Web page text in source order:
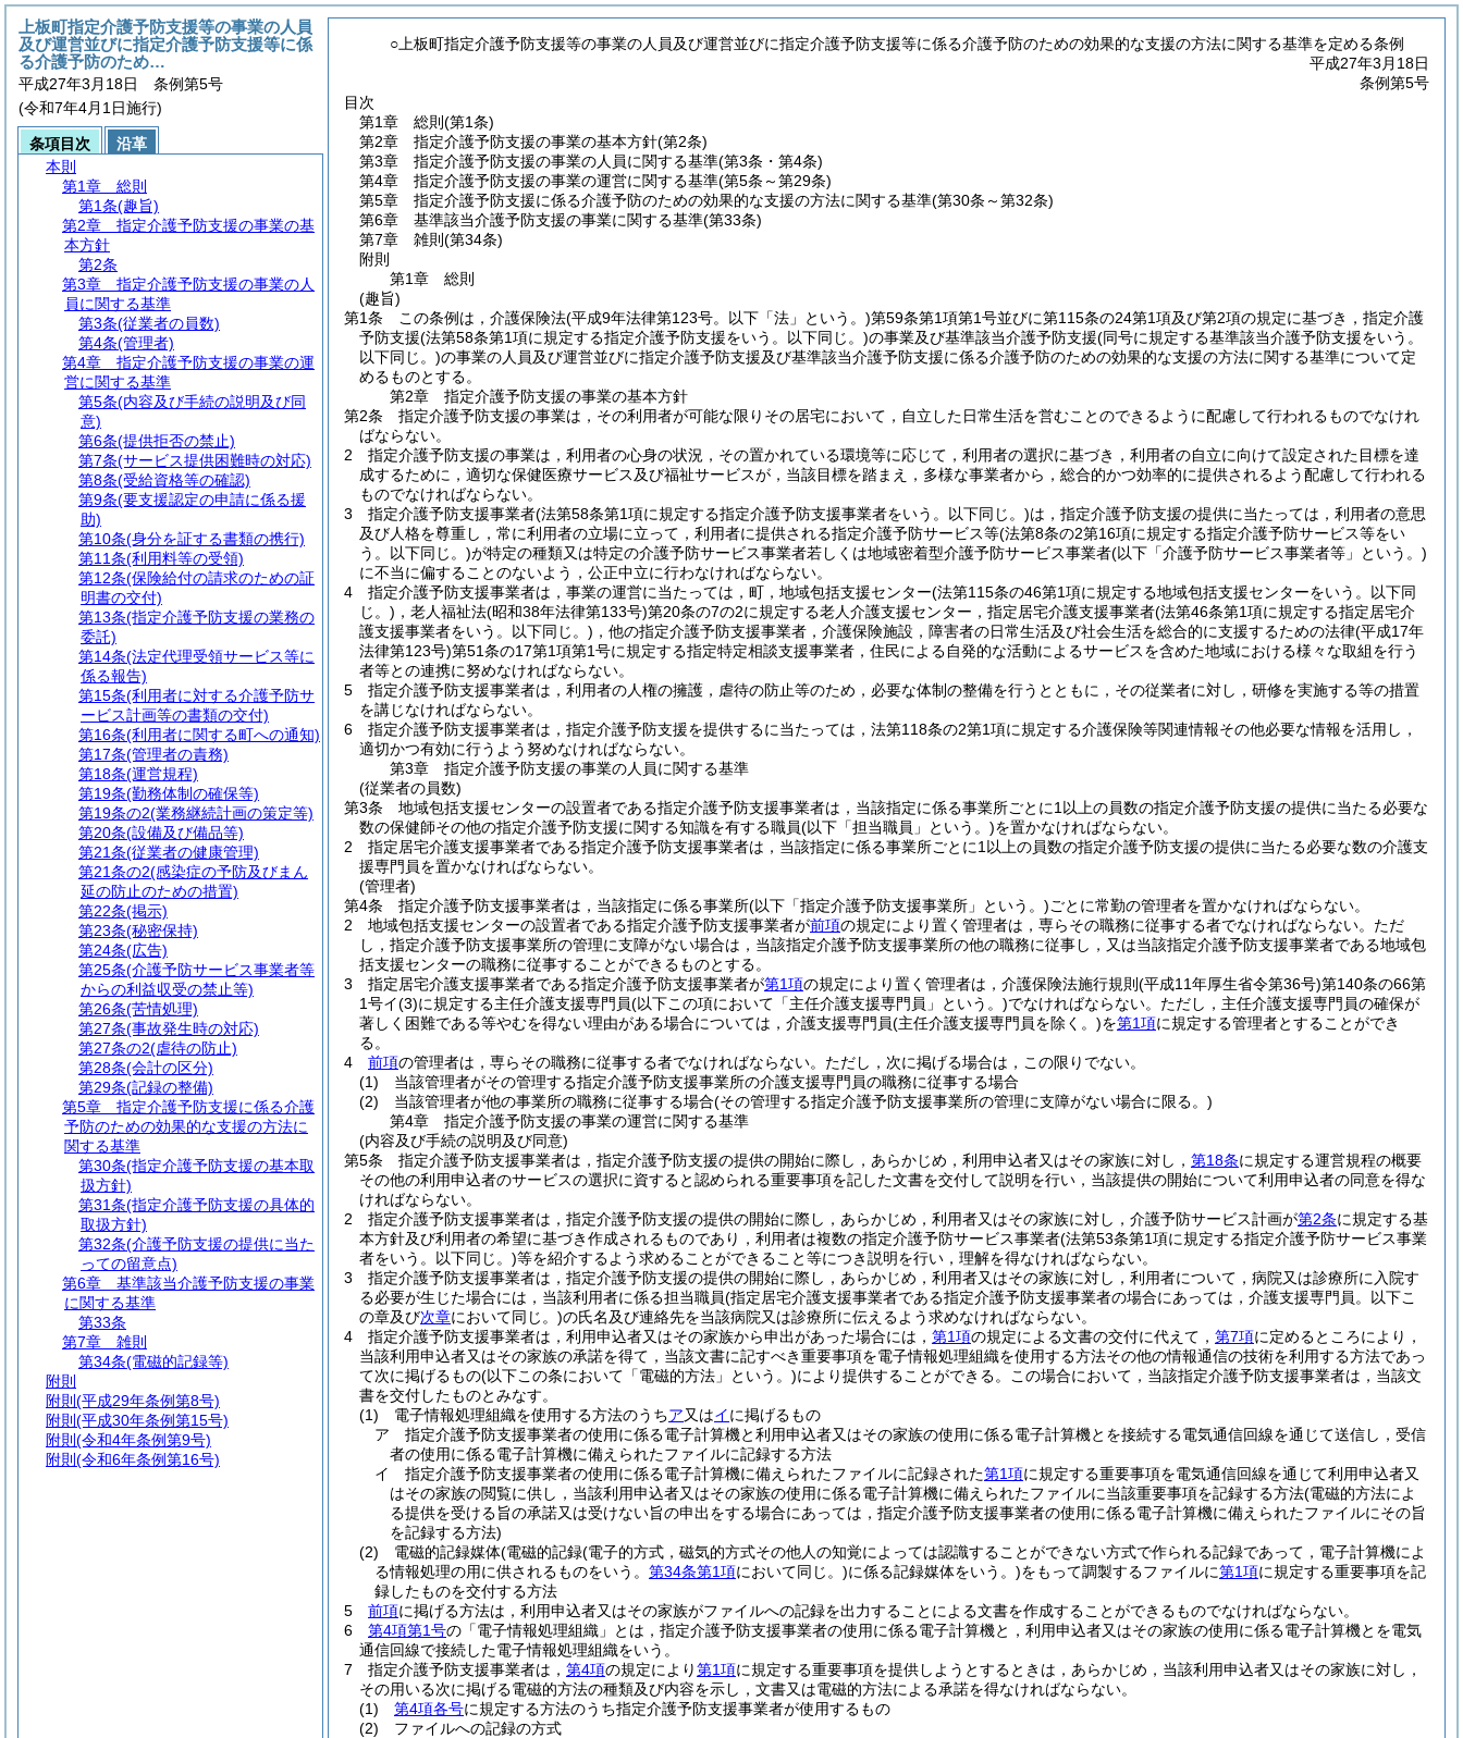
○上板町指定介護予防支援等の事業の人員及び運営並びに指定介護予防支援等に係る介護予防のための効果的な支援の方法に関する基準を定める条例
平成27年3月18日
条例第5号
目次
第1章
総則 (第1条)
第2章
指定介護予防支援の事業の基本方針(第2条)
第3章
指定介護予防支援の事業の人員に関する基準(第3条・第4条)
第4章
指定介護予防支援の事業の運営に関する基準(第5条～第29条)
第5章
指定介護予防支援に係る介護予防のための効果的な支援の方法に関する基準(第30条～第32条)
第6章
基準該当介護予防支援の事業に関する基準(第33条)
第7章
雑則 (第34条)
附則
第1章
総則
(趣旨)
第1条
この条例は，介護保険法(平成9年法律第123号。以下「法」という。)第59条第1項第1号並びに第115条の24第1項及び第2項の規定に基づき，指定介護
予防支援(法第58条第1項に規定する指定介護予防支援をいう。以下同じ。)の事業及び基準該当介護予防支援(同号に規定する基準該当介護予防支援をいう。
以下同じ。)の事業の人員及び運営並びに指定介護予防支援及び基準該当介護予防支援に係る介護予防のための効果的な支援の方法に関する基準について定
めるものとする。
第2章
指定介護予防支援の事業の基本方針
第2条
指定介護予防支援の事業は，その利用者が可能な限りその居宅において，自立した日常生活を営むことのできるように配慮して行われるものでなけれ
ばならない。
2
指定介護予防支援の事業は，利用者の心身の状況，その置かれている環境等に応じて，利用者の選択に基づき，利用者の自立に向けて設定された目標を達
成するために，適切な保健医療サービス及び福祉サービスが，当該目標を踏まえ，多様な事業者から，総合的かつ効率的に提供されるよう配慮して行われる
ものでなければならない。
3
指定介護予防支援事業者(法第58条第1項に規定する指定介護予防支援事業者をいう。以下同じ。)は，指定介護予防支援の提供に当たっては，利用者の意思
及び人格を尊重し，常に利用者の立場に立って，利用者に提供される指定介護予防サービス等(法第8条の2第16項に規定する指定介護予防サービス等をい
う。以下同じ。)が特定の種類又は特定の介護予防サービス事業者若しくは地域密着型介護予防サービス事業者(以下「介護予防サービス事業者等」という。)
に不当に偏することのないよう，公正中立に行わなければならない。
4
指定介護予防支援事業者は，事業の運営に当たっては，町，地域包括支援センター(法第115条の46第1項に規定する地域包括支援センターをいう。以下同
じ。) ，老人福祉法(昭和38年法律第133号)第20条の7の2に規定する老人介護支援センター，指定居宅介護支援事業者(法第46条第1項に規定する指定居宅介
護支援事業者をいう。以下同じ。) ，他の指定介護予防支援事業者，介護保険施設，障害者の日常生活及び社会生活を総合的に支援するための法律(平成17年
法律第123号)第51条の17第1項第1号に規定する指定特定相談支援事業者，住民による自発的な活動によるサービスを含めた地域における様々な取組を行う
者等との連携に努めなければならない。
5
指定介護予防支援事業者は，利用者の人権の擁護，虐待の防止等のため，必要な体制の整備を行うとともに，その従業者に対し，研修を実施する等の措置
を講じなければならない。
6
指定介護予防支援事業者は，指定介護予防支援を提供するに当たっては，法第118条の2第1項に規定する介護保険等関連情報その他必要な情報を活用し，
適切かつ有効に行うよう努めなければならない。
第3章
指定介護予防支援の事業の人員に関する基準
(従業者の員数)
第3条
地域包括支援センターの設置者である指定介護予防支援事業者は，当該指定に係る事業所ごとに1以上の員数の指定介護予防支援の提供に当たる必要な
数の保健師その他の指定介護予防支援に関する知識を有する職員(以下「担当職員」という。)を置かなければならない。
2
指定居宅介護支援事業者である指定介護予防支援事業者は，当該指定に係る事業所ごとに1以上の員数の指定介護予防支援の提供に当たる必要な数の介護支
援専門員を置かなければならない。
(管理者)
第4条
指定介護予防支援事業者は，当該指定に係る事業所(以下「指定介護予防支援事業所」という。)ごとに常勤の管理者を置かなければならない。
2
地域包括支援センターの設置者である指定介護予防支援事業者が前項の規定により置く管理者は，専らその職務に従事する者でなければならない。 ただ
し，指定介護予防支援事業所の管理に支障がない場合は，当該指定介護予防支援事業所の他の職務に従事し，又は当該指定介護予防支援事業者である地域包
括支援センターの職務に従事することができるものとする。
3
指定居宅介護支援事業者である指定介護予防支援事業者が第1項の規定により置く管理者は，介護保険法施行規則 (平成11年厚生省令第36号)第140条の66第
1号イ(3)に規定する主任介護支援専門員(以下この項において「主任介護支援専門員」という。)でなければならない。 ただし，主任介護支援専門員の確保が
著しく困難である等やむを得ない理由がある場合については，介護支援専門員(主任介護支援専門員を除く。)を第1項に規定する管理者とすることができ
る。
4
前項の管理者は，専らその職務に従事する者でなければならない。 ただし，次に掲げる場合は，この限りでない。
(1)
当該管理者がその管理する指定介護予防支援事業所の介護支援専門員の職務に従事する場合
(2)
当該管理者が他の事業所の職務に従事する場合(その管理する指定介護予防支援事業所の管理に支障がない場合に限る。)
第4章
指定介護予防支援の事業の運営に関する基準
(内容及び手続の説明及び同意)
第5条
指定介護予防支援事業者は，指定介護予防支援の提供の開始に際し，あらかじめ，利用申込者又はその家族に対し， 第18条に規定する運営規程の概要
その他の利用申込者のサービスの選択に資すると認められる重要事項を記した文書を交付して説明を行い，当該提供の開始について利用申込者の同意を得な
ければならない。
2
指定介護予防支援事業者は，指定介護予防支援の提供の開始に際し，あらかじめ，利用者又はその家族に対し，介護予防サービス計画が第2条に規定する基
本方針及び利用者の希望に基づき作成されるものであり，利用者は複数の指定介護予防サービス事業者(法第53条第1項に規定する指定介護予防サービス事業
者をいう。以下同じ。)等を紹介するよう求めることができること等につき説明を行い，理解を得なければならない。
3
指定介護予防支援事業者は，指定介護予防支援の提供の開始に際し，あらかじめ，利用者又はその家族に対し，利用者について，病院又は診療所に入院す
る必要が生じた場合には，当該利用者に係る担当職員(指定居宅介護支援事業者である指定介護予防支援事業者の場合にあっては，介護支援専門員。以下こ
の章及び次章において同じ。)の氏名及び連絡先を当該病院又は診療所に伝えるよう求めなければならない。
4
指定介護予防支援事業者は，利用申込者又はその家族から申出があった場合には， 第1項の規定による文書の交付に代えて， 第7項に定めるところにより，
当該利用申込者又はその家族の承諾を得て，当該文書に記すべき重要事項を電子情報処理組織を使用する方法その他の情報通信の技術を利用する方法であっ
て次に掲げるもの(以下この条において「電磁的方法」という。)により提供することができる。
この場合において，当該指定介護予防支援事業者は，当該文
書を交付したものとみなす。
(1)
電子情報処理組織を使用する方法のうちア又はイに掲げるもの
ア
指定介護予防支援事業者の使用に係る電子計算機と利用申込者又はその家族の使用に係る電子計算機とを接続する電気通信回線を通じて送信し，受信
者の使用に係る電子計算機に備えられたファイルに記録する方法
イ
指定介護予防支援事業者の使用に係る電子計算機に備えられたファイルに記録された第1項に規定する重要事項を電気通信回線を通じて利用申込者又
はその家族の閲覧に供し，当該利用申込者又はその家族の使用に係る電子計算機に備えられたファイルに当該重要事項を記録する方法(電磁的方法によ
る提供を受ける旨の承諾又は受けない旨の申出をする場合にあっては，指定介護予防支援事業者の使用に係る電子計算機に備えられたファイルにその旨
を記録する方法)
(2)
電磁的記録媒体(電磁的記録(電子的方式，磁気的方式その他人の知覚によっては認識することができない方式で作られる記録であって，電子計算機によ
る情報処理の用に供されるものをいう。 第34条第1項において同じ。)に係る記録媒体をいう。)をもって調製するファイルに第1項に規定する重要事項を記
録したものを交付する方法
5
前項に掲げる方法は，利用申込者又はその家族がファイルへの記録を出力することによる文書を作成することができるものでなければならない。
6
第4項第1号の「電子情報処理組織」とは，指定介護予防支援事業者の使用に係る電子計算機と，利用申込者又はその家族の使用に係る電子計算機とを電気
通信回線で接続した電子情報処理組織をいう。
7
指定介護予防支援事業者は， 第4項の規定により第1項に規定する重要事項を提供しようとするときは，あらかじめ，当該利用申込者又はその家族に対し，
その用いる次に掲げる電磁的方法の種類及び内容を示し，文書又は電磁的方法による承諾を得なければならない。
(1)
第4項各号に規定する方法のうち指定介護予防支援事業者が使用するもの
(2)
ファイルへの記録の方式
上板町指定介護予防支援等の事業の人員
及び運営並びに指定介護予防支援等に係
る介護予防のため…
平成27年3月18日 条例第5号
(令和7年4月1日施行)
条項目次
沿革
本則
第1章
総則
第1条(趣旨)
第2章
指定介護予防支援の事業の基
本方針
第2条
第3章
指定介護予防支援の事業の人
員に関する基準
第3条(従業者の員数)
第4条(管理者)
第4章
指定介護予防支援の事業の運
営に関する基準
第5条(内容及び手続の説明及び同
意)
第6条(提供拒否の禁止)
第7条(サービス提供困難時の対応)
第8条(受給資格等の確認)
第9条(要支援認定の申請に係る援
助)
第10条(身分を証する書類の携行)
第11条(利用料等の受領)
第12条(保険給付の請求のための証
明書の交付)
第13条(指定介護予防支援の業務の
委託)
第14条(法定代理受領サービス等に
係る報告)
第15条(利用者に対する介護予防サ
ービス計画等の書類の交付)
第16条(利用者に関する町への通知)
第17条(管理者の責務)
第18条(運営規程)
第19条(勤務体制の確保等)
第19条の2(業務継続計画の策定等)
第20条(設備及び備品等)
第21条(従業者の健康管理)
第21条の2(感染症の予防及びまん
延の防止のための措置)
第22条(掲示)
第23条(秘密保持)
第24条(広告)
第25条(介護予防サービス事業者等
からの利益収受の禁止等)
第26条(苦情処理)
第27条(事故発生時の対応)
第27条の2(虐待の防止)
第28条(会計の区分)
第29条(記録の整備)
第5章
指定介護予防支援に係る介護
予防のための効果的な支援の方法に
関する基準
第30条(指定介護予防支援の基本取
扱方針)
第31条(指定介護予防支援の具体的
取扱方針)
第32条(介護予防支援の提供に当た
っての留意点)
第6章
基準該当介護予防支援の事業
に関する基準
第33条
第7章
雑則
第34条(電磁的記録等)
附則
附則 (平成29年条例第8号)
附則 (平成30年条例第15号)
附則 (令和4年条例第9号)
附則 (令和6年条例第16号)